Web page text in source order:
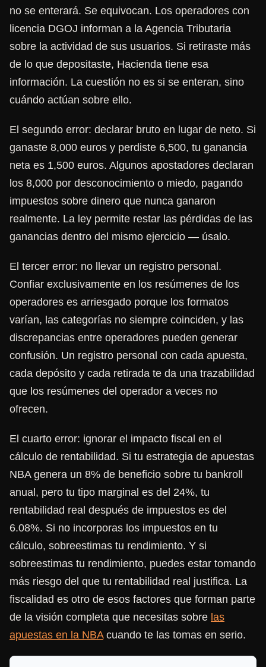
no se enterará. Se equivocan. Los operadores con
licencia DGOJ informan a la Agencia Tributaria
sobre la actividad de sus usuarios. Si retiraste más
de lo que depositaste, Hacienda tiene esa
información. La cuestión no es si se enteran, sino
cuándo actúan sobre ello.
El segundo error: declarar bruto en lugar de neto. Si
ganaste 8,000 euros y perdiste 6,500, tu ganancia
neta es 1,500 euros. Algunos apostadores declaran
los 8,000 por desconocimiento o miedo, pagando
impuestos sobre dinero que nunca ganaron
realmente. La ley permite restar las pérdidas de las
ganancias dentro del mismo ejercicio — úsalo.
El tercer error: no llevar un registro personal.
Confiar exclusivamente en los resúmenes de los
operadores es arriesgado porque los formatos
varían, las categorías no siempre coinciden, y las
discrepancias entre operadores pueden generar
confusión. Un registro personal con cada apuesta,
cada depósito y cada retirada te da una trazabilidad
que los resúmenes del operador a veces no
ofrecen.
El cuarto error: ignorar el impacto fiscal en el
cálculo de rentabilidad. Si tu estrategia de apuestas
NBA genera un 8% de beneficio sobre tu bankroll
anual, pero tu tipo marginal es del 24%, tu
rentabilidad real después de impuestos es del
6.08%. Si no incorporas los impuestos en tu
cálculo, sobreestimas tu rendimiento. Y si
sobreestimas tu rendimiento, puedes estar tomando
más riesgo del que tu rentabilidad real justifica. La
fiscalidad es otro de esos factores que forman parte
de la visión completa que necesitas sobre las
apuestas en la NBAcuando te las tomas en serio.